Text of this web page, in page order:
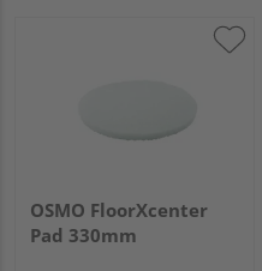
OSMO FloorXcenter
Pad 330mm